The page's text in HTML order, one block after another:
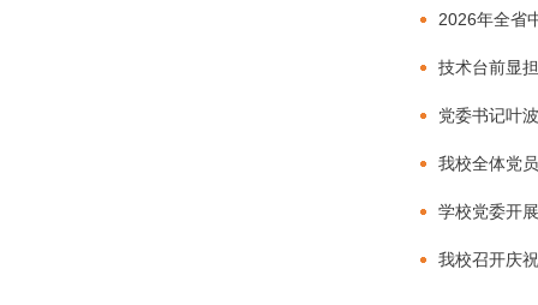
2026年全省
技术台前显
党委书记叶
我校全体党
学校党委开
我校召开庆